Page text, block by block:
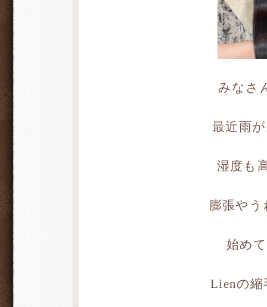
みなさ
最近雨
湿度も
膨張や
始め
Lienの縮